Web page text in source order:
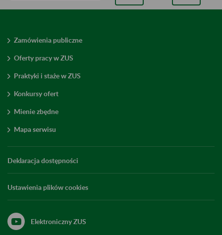
Zamówienia publiczne
Oferty pracy w ZUS
Praktyki i staże w ZUS
Konkursy ofert
Mienie zbędne
Mapa serwisu
Deklaracja dostępności
Ustawienia plików cookies
Elektroniczny ZUS